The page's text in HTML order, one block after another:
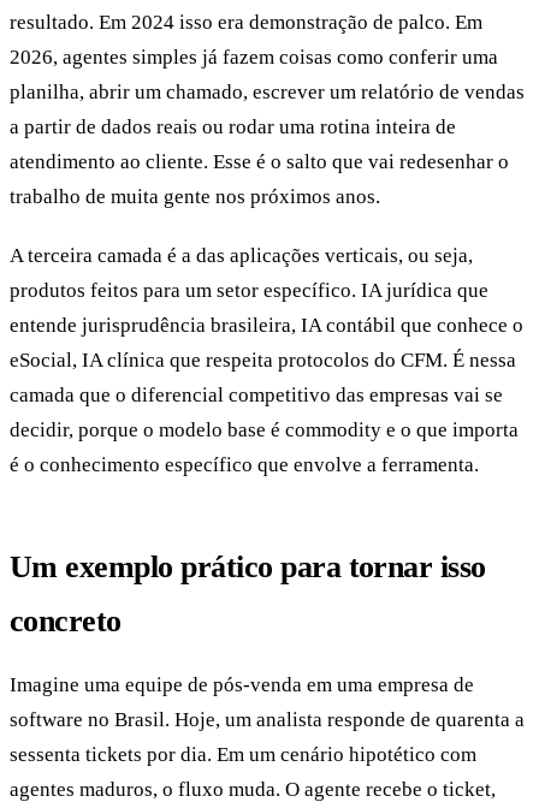
resultado. Em 2024 isso era demonstração de palco. Em
2026, agentes simples já fazem coisas como conferir uma
planilha, abrir um chamado, escrever um relatório de vendas
a partir de dados reais ou rodar uma rotina inteira de
atendimento ao cliente. Esse é o salto que vai redesenhar o
trabalho de muita gente nos próximos anos.
A terceira camada é a das aplicações verticais, ou seja,
produtos feitos para um setor específico. IA jurídica que
entende jurisprudência brasileira, IA contábil que conhece o
eSocial, IA clínica que respeita protocolos do CFM. É nessa
camada que o diferencial competitivo das empresas vai se
decidir, porque o modelo base é commodity e o que importa
é o conhecimento específico que envolve a ferramenta.
Um exemplo prático para tornar isso
concreto
Imagine uma equipe de pós-venda em uma empresa de
software no Brasil. Hoje, um analista responde de quarenta a
sessenta tickets por dia. Em um cenário hipotético com
agentes maduros, o fluxo muda. O agente recebe o ticket,